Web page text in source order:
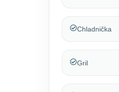
Chladnička
Gril